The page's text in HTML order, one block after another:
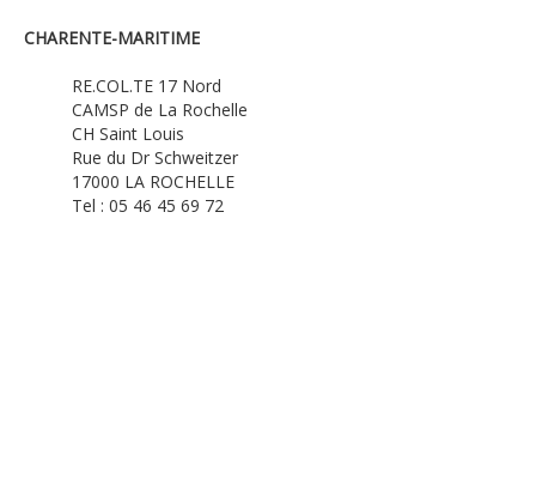
CHARENTE-MARITIME
RE.COL.TE 17 Nord
CAMSP de La Rochelle
CH Saint Louis
Rue du Dr Schweitzer
17000 LA ROCHELLE
Tel : 05 46 45 69 72